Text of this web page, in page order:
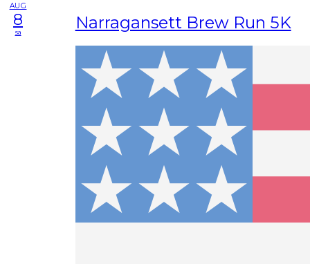
AUG
8
sa Narragansett Brew Run 5K